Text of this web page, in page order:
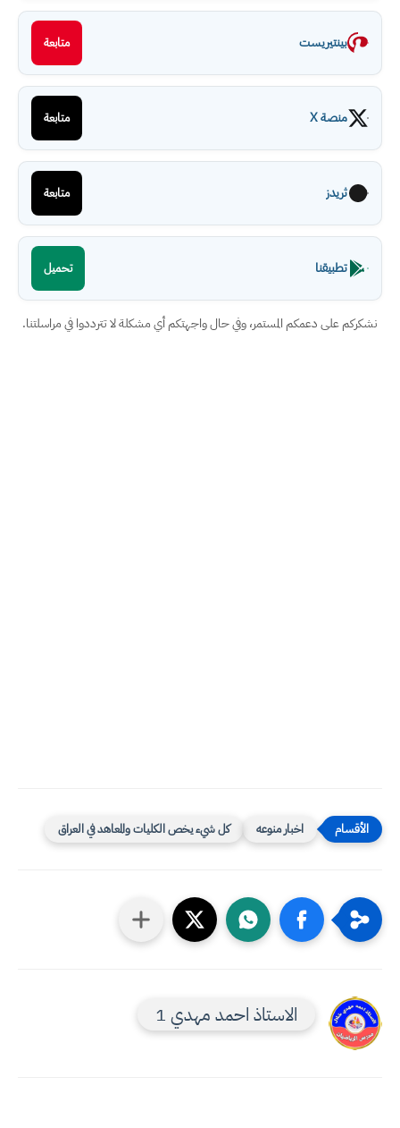
بينتيريست متابعة
منصة X متابعة
ثريدز متابعة
تطبيقنا تحميل
نشكركم على دعمكم المستمر، وفي حال واجهتكم أي مشكلة لا تترددوا في مراسلتنا.
اخبار منوعه كل شيء يخص الكليات والمعاهد في العراق
الاستاذ احمد مهدي 1